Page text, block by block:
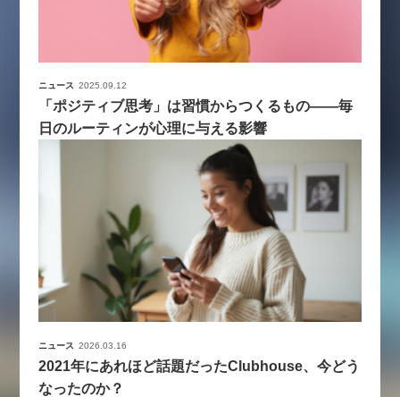
ニュース 2025.09.12
「ポジティブ思考」は習慣からつくるもの――毎
日のルーティンが心理に与える影響
ニュース 2026.03.16
2021年にあれほど話題だったClubhouse、今どう
なったのか？